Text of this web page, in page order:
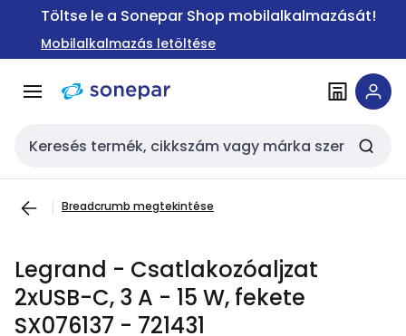
Ugrás a
Ugrás a
tartalomra
Töltse le a Sonepar Shop mobilalkalmazását!
Mobilalkalmazás letöltése
Keresési bemenet
Breadcrumb megtekintése
Legrand - Csatlakozóaljzat
2xUSB-C, 3 A - 15 W, fekete
SX076137 - 721431